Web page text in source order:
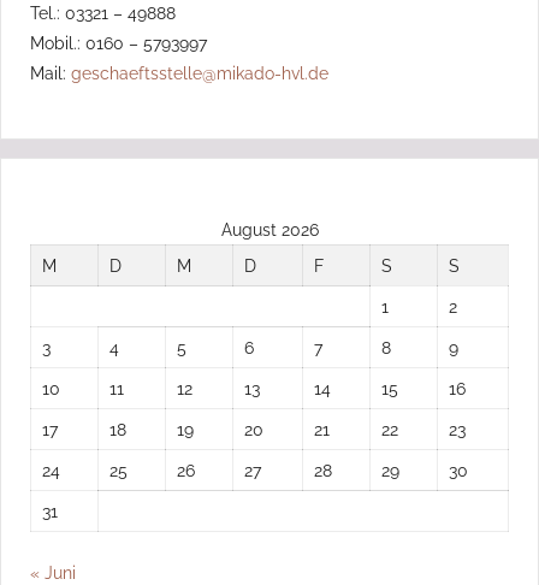
Tel.: 03321 – 49888
Mobil.: 0160 – 5793997
Mail: geschaeftsstelle@mikado-hvl.de
August 2026
M
D M D F S
S
1
2
3
4 5 6 7 8
9
10
11 12 13 14 15
16
17
18 19 20 21 22
23
24
25 26 27 28 29
30
31
« Juni